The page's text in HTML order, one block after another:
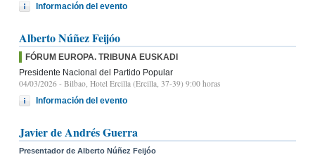
Información del evento
Alberto Núñez Feijóo
FÓRUM EUROPA. TRIBUNA EUSKADI
Presidente Nacional del Partido Popular
04/03/2026 - Bilbao, Hotel Ercilla (Ercilla, 37-39) 9:00 horas
Información del evento
Javier de Andrés Guerra
Presentador de Alberto Núñez Feijóo